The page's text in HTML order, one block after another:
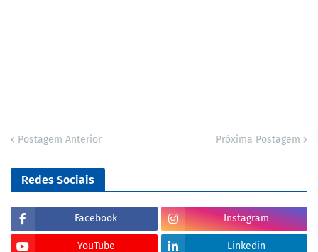
Postagem Anterior Próxima Postagem
Redes Sociais
Facebook Instagram
YouTube Linkedin